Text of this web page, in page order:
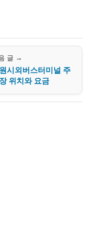
글 →
시외버스터미널 주
위치와 요금